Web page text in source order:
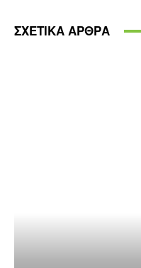
ΣΧΕΤΙΚΑ ΑΡΘΡΑ